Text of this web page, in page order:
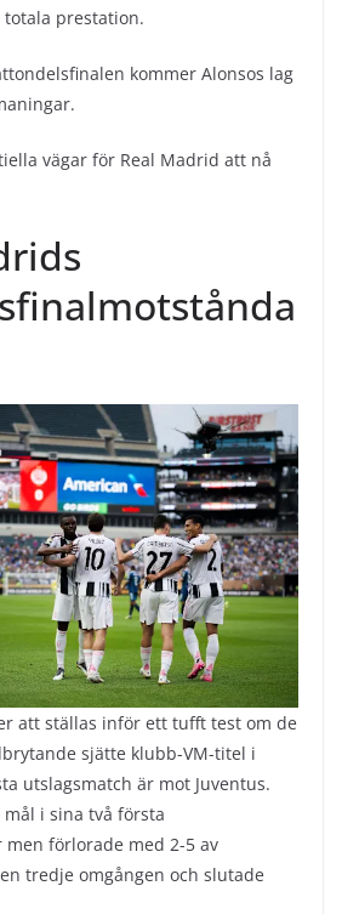
totala prestation.
kommer Alonsos lag
vägar för Real Madrid att nå
att ställas inför ett tufft test om de
sjätte klubb-VM-titel i
utslagsmatch är mot Juventus.
i sina två första
förlorade med 2-5 av
tredje omgången och slutade